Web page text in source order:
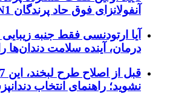
آنفولانزای فوق حاد پرندگان H5N1 در استرالیا
آیا ارتودنسی فقط جنبه
درمان، آینده سلامت دندان‌ها
نشوید؛ راهنمای انتخاب